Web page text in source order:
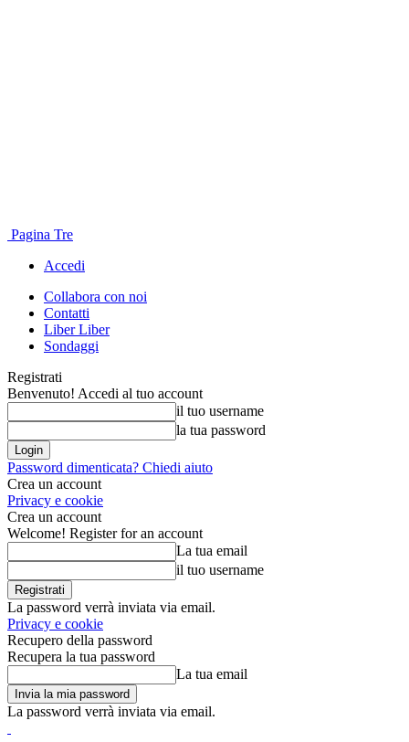
Pagina Tre
Accedi
Collabora con noi
Contatti
Liber Liber
Sondaggi
Registrati
Benvenuto! Accedi al tuo account
il tuo username
la tua password
Password dimenticata? Chiedi aiuto
Crea un account
Privacy e cookie
Crea un account
Welcome! Register for an account
La tua email
il tuo username
La password verrà inviata via email.
Privacy e cookie
Recupero della password
Recupera la tua password
La tua email
La password verrà inviata via email.